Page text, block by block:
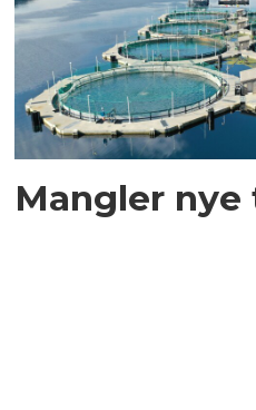
Mangler